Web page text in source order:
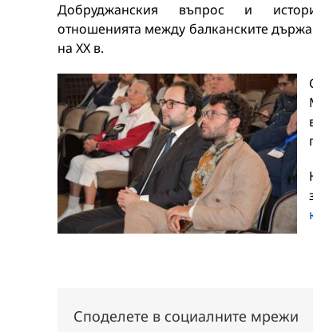
Добруджанския въпрос и
отношенията между балканските
на ХХ в.
Споделете в социалните мрежи